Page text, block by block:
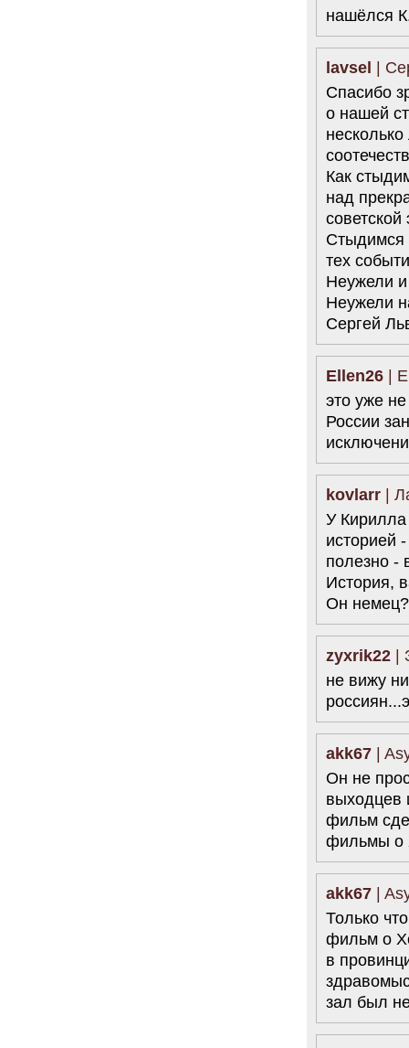
нашёлся
lavsel |
Спасибо
о нашей
Как
над
советской
Стыдимся
тех
Неужели и
Неужели
Сергей
Ellen26 |
это уже
России
kovlarr |
У Кирилла
историей
полезно -
История,
Он
zyxrik22 |
не вижу
akk67 |
Он не
выходцев
фильм
фильмы о
akk67 |
Только
фильм о
в
зал был